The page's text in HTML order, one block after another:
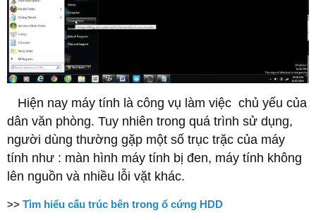
Hiện nay máy tính là công vụ làm việc chủ yếu của
dân văn phòng. Tuy nhiên trong quá trình sử dụng,
người dùng thường gặp một số trục trặc của máy
tính như : màn hình máy tính bị đen, máy tính không
lên nguồn và nhiều lỗi vặt khác.
>> Tìm hiểu cấu trúc bên trong ổ cứng HDD